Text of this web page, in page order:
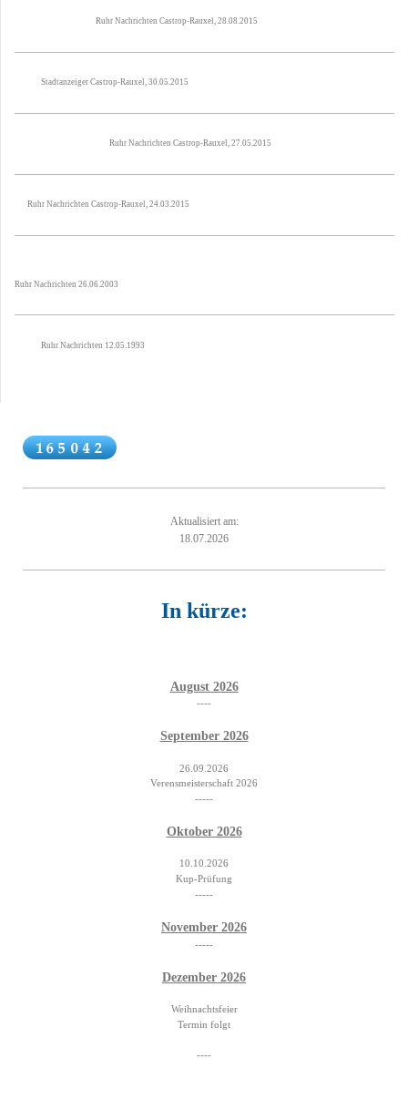
Ruhr Nachrichten Castrop-Rauxel, 28.08.2015
Stadtanzeiger Castrop-Rauxel, 30.05.2015
Ruhr Nachrichten Castrop-Rauxel, 27.05.2015
Ruhr Nachrichten Castrop-Rauxel, 24.03.2015
Ruhr Nachrichten 26.06.2003
Ruhr Nachrichten 12.05.1993
Aktualisiert am:
18.07.2026
In kürze:
August 2026
----
September 2026
26.09.2026
Verensmeisterschaft 2026
-----
Oktober 2026
10.10.2026
Kup-Prüfung
-----
November 2026
-----
Dezember 2026
Weihnachtsfeier
Termin folgt
----